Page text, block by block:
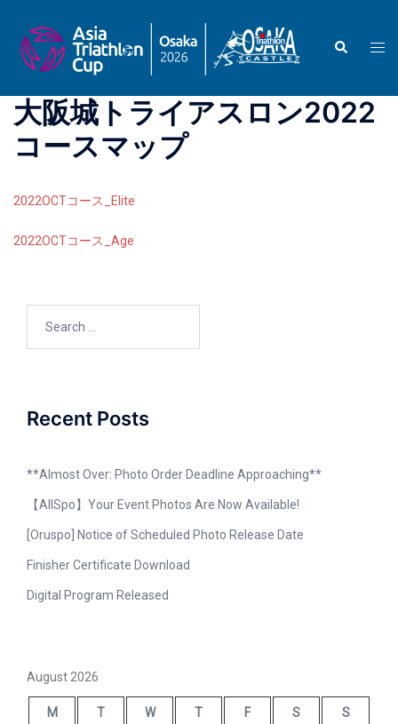
content
Search
大阪城トライアスロン2022
コースマップ
2022OCTコース_Elite
2022OCTコース_Age
Recent Posts
**Almost Over: Photo Order Deadline Approaching**
【AllSpo】Your Event Photos Are Now Available!
[Oruspo] Notice of Scheduled Photo Release Date
Finisher Certificate Download
Digital Program Released
August 2026
M T W T F S S